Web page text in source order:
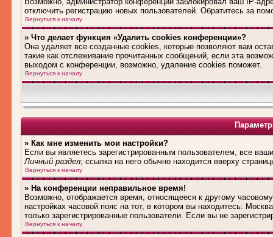
отключить регистрацию новых пользователей. Обратитесь за
Вернуться к началу
» Что делает функция «Удалить cookies конференции»?
Она удаляет все созданные cookies, которые позволяют вам
такие как отслеживание прочитанных сообщений, если эта
выходом с конференции, возможно, удаление cookies поможет.
Вернуться к началу
» Как мне изменить мои настройки?
Если вы являетесь зарегистрированным пользователем, все
Личный раздел; ссылка на него обычно находится вверху
Вернуться к началу
» На конференции неправильное время!
Возможно, отображается время, относящееся к другому
настройках часовой пояс на тот, в котором вы находитесь:
только зарегистрированные пользователи. Если вы не
Вернуться к началу